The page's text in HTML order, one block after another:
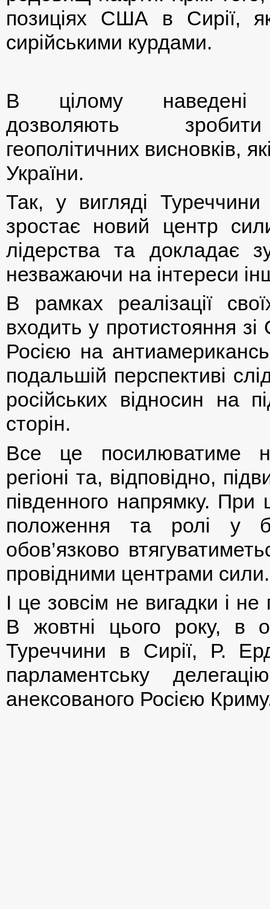
позиціях США в Сирії,
сирійськими курдами.
В цілому наведені
дозволяють
геополітичних висновків,
України.
Так, у вигляді
зростає новий центр
лідерства та докладає
незважаючи на інтереси
В рамках реалізації
входить у протистояння
Росією на
подальшій перспективі
російських відносин на
сторін.
Все це посилюватиме
регіоні та, відповідно,
південного напрямку. При
положення та ролі у
обов’язково
провідними центрами сили.
І це зовсім не вигадки і
В жовтні цього року, в
Туреччини в Сирії, Р.
парламентську
анексованого Росією